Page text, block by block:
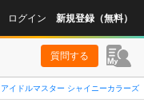
ログイン 新規登録（無料）
質問する
アイドルマスター シャイニーカラーズ